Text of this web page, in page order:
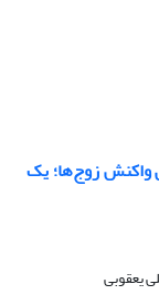
واکنش زوج‌ها؛ یک
یعقوبی